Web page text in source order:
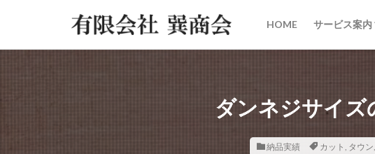
HOME サービス案内
取り扱い品
鉄道枕木
トラックボ
建築・土木
内装建材
木材加工・
取り扱いメ
ダンネジサイ
納品実績 カット , タウン,